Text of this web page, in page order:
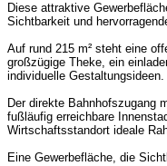
Diese attraktive
Sichtbarkeit und
Auf rund 215 m² steht eine
großzügige Theke, ein
individuelle Gestaltungsideen.
Der direkte Bahnhofszugang
fußläufig erreichbare
Wirtschaftsstandort ideale
Eine Gewerbefläche, die